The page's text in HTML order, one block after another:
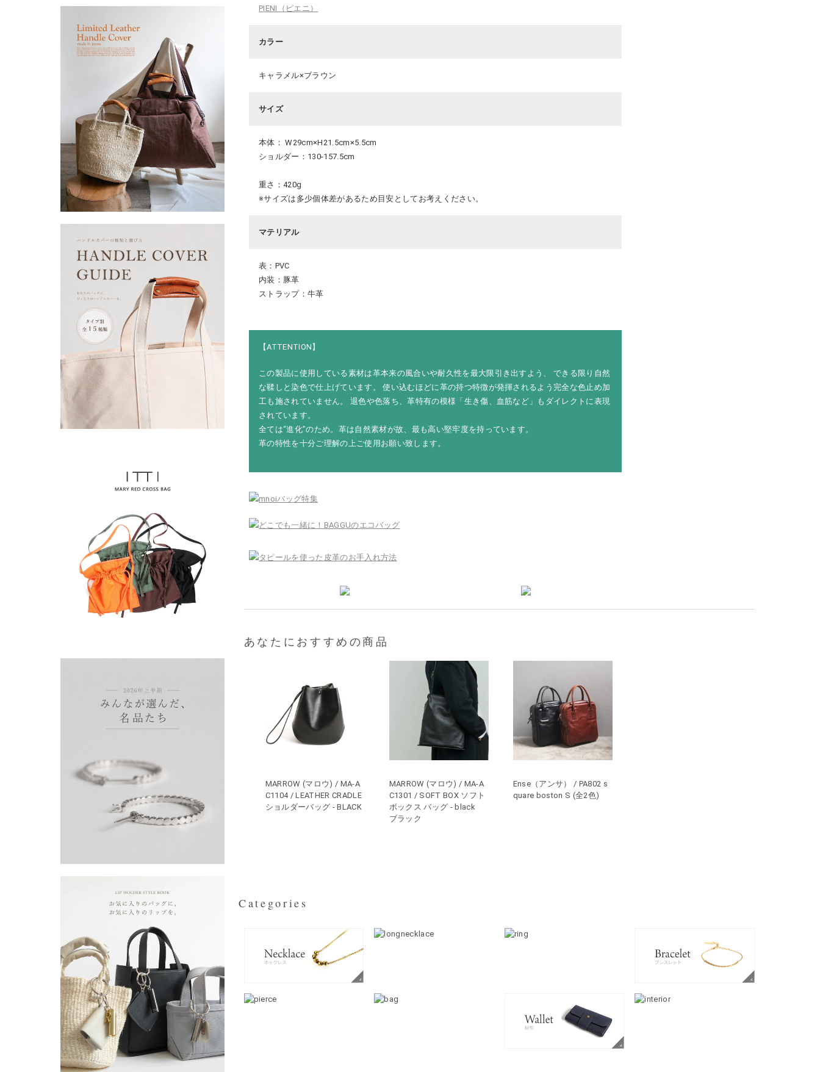
PIENI（ピエニ）
カラー
キャラメル×ブラウン
サイズ
本体： W29cm×H21.5cm×5.5cm
ショルダー：130-157.5cm
重さ：420g
※サイズは多少個体差があるため目安としてお考えください。
マテリアル
表：PVC
内装：豚革
ストラップ：牛革
【ATTENTION】
この製品に使用している素材は革本来の風合いや耐久性を最大限引き出すよう、 できる限り自然
な鞣しと染色で仕上げています。 使い込むほどに革の持つ特徴が発揮されるよう完全な色止め加
工も施されていません。 退色や色落ち、革特有の模様「生き傷、血筋など」もダイレクトに表現
されています。
全ては“進化”のため。革は自然素材が故、最も高い堅牢度を持っています。
革の特性を十分ご理解の上ご使用お願い致します。
あなたにおすすめの商品
MARROW (マロウ) / MA-A
C1104 / LEATHER CRADLE
ショルダーバッグ - BLACK
MARROW (マロウ) / MA-A
C1301 / SOFT BOX ソフト
ボックス バッグ - black
ブラック
Ense（アンサ） / PA802 s
quare boston S (全2色)
Categories